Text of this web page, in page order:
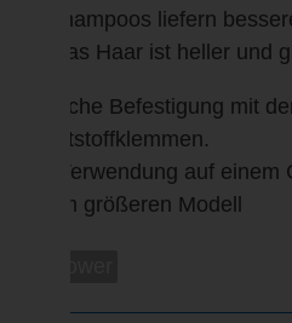
shampoos liefern
Das Haar ist heller und
Einfache Befestigung mit
Kunststoffklemmen.
Zur Verwendung auf
einem größeren Modell